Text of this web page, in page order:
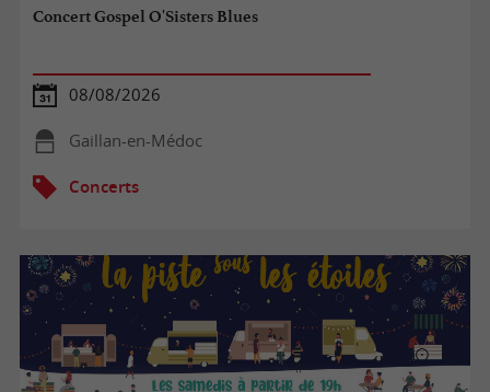
Concert Gospel O'Sisters Blues
08/08/2026
Gaillan-en-Médoc
Concerts